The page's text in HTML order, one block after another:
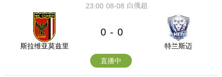
08-08
23:00 白俄超
斯拉维亚莫兹里
0 - 0
特兰斯迈
直播中